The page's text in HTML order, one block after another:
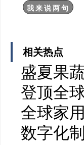
相关热点
盛夏果
登顶全
全球家
数字化